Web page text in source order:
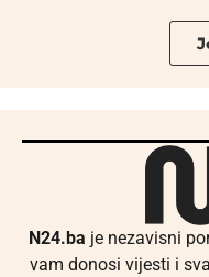
N24.ba je nezavisni
vam donosi vijesti i